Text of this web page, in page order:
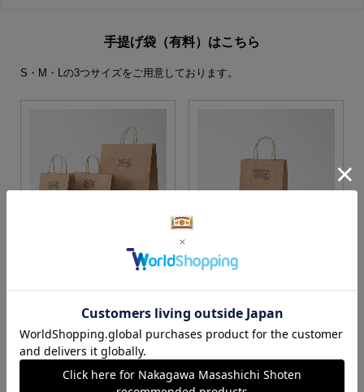
手提げ袋（有料）はこちら
S・M・Lの3つサイズをご用意しております。
S・M・Lサイズより当店に
カートに入れる
Sサイズ
カートに入れる